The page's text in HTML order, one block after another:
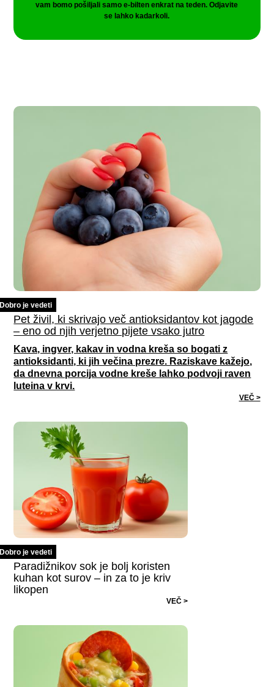
vam bomo pošiljali samo e-bilten enkrat na teden. Odjavite
se lahko kadarkoli.
Dobro je vedeti
Pet živil, ki skrivajo več antioksidantov kot jagode
– eno od njih verjetno pijete vsako jutro
Kava, ingver, kakav in vodna kreša so bogati z
antioksidanti, ki jih večina prezre. Raziskave kažejo,
da dnevna porcija vodne kreše lahko podvoji raven
luteina v krvi.
VEČ >
Dobro je vedeti
Paradižnikov sok je bolj koristen
kuhan kot surov – in za to je kriv
likopen
VEČ >